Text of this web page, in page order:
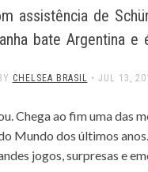
assistência de
bate Argentina e
CHELSEA BRASIL • JUL 13,
Chega ao fim uma das
Mundo dos últimos
jogos, surpresas e